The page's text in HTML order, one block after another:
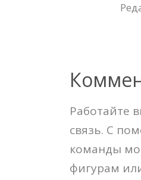
Работайте
связь. С
команды
фигурам